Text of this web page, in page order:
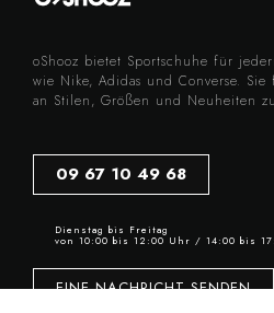
oShooz bietet Sportschuhe für
wie Nike, Adidas und Converse.
an Stilen, Größen und Neuheiten
09 67 10 49 68
Dienstag bis Freitag
von 10:00 bis 12:00 Uhr / 14:00 bis
EINE NACHRICHT SENDEN